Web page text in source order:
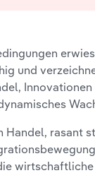
und
rasant